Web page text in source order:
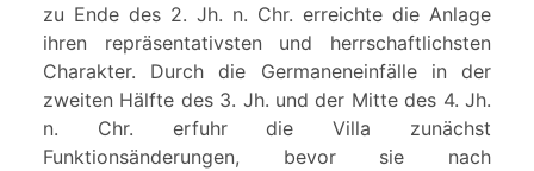
zu Ende des 2. Jh. n. Chr. erreichte die Anlage
ihren repräsentativsten und herrschaftlichsten
Charakter. Durch die Germaneneinfälle in der
zweiten Hälfte des 3. Jh. und der Mitte des 4. Jh.
n. Chr. erfuhr die Villa zunächst
Funktionsänderungen, bevor sie nach